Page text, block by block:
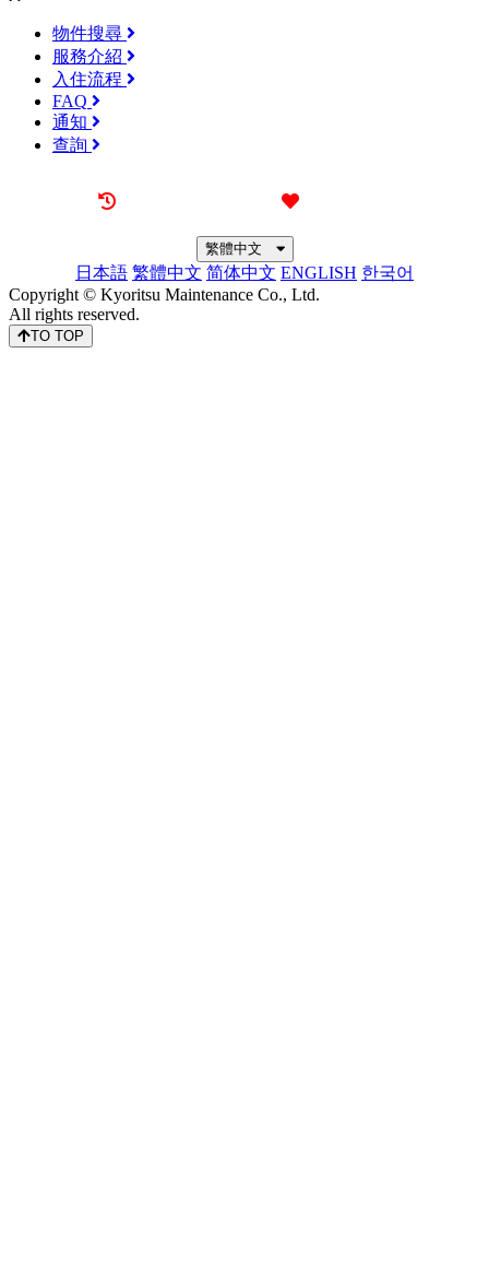
物件搜尋
服務介紹
入住流程
FAQ
通知
查詢
繁體中文
日本語 繁體中文 简体中文 ENGLISH 한국어
Copyright © Kyoritsu Maintenance Co., Ltd.
All rights reserved.
TO TOP